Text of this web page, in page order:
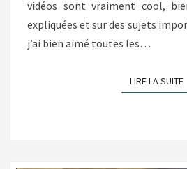
vidéos sont vraiment cool,
expliquées et sur des sujets
j’ai bien aimé toutes les…
LIRE LA SUITE